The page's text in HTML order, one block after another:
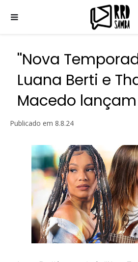
''Nova
Luana Berti e
Macedo
Publicado em 8.8.24